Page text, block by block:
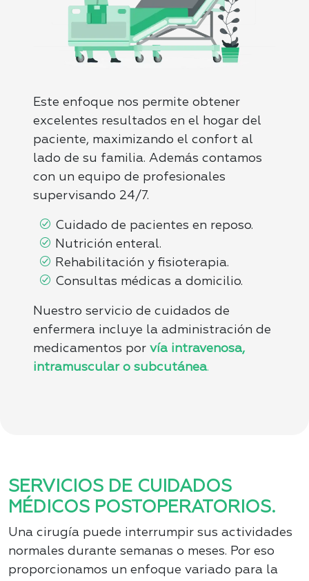
Este enfoque nos permite obtener
excelentes resultados en el hogar del
paciente, maximizando el confort al
lado de su familia. Además contamos
con un equipo de profesionales
supervisando 24/7.
Cuidado de pacientes en reposo.
Nutrición enteral.
Rehabilitación y fisioterapia.
Consultas médicas a domicilio.
Nuestro servicio de cuidados de
enfermera incluye la administración de
medicamentos por vía intravenosa,
intramuscular o subcutánea.
SERVICIOS DE CUIDADOS
MÉDICOS POSTOPERATORIOS.
Una cirugía puede interrumpir sus actividades
normales durante semanas o meses. Por eso
proporcionamos un enfoque variado para la